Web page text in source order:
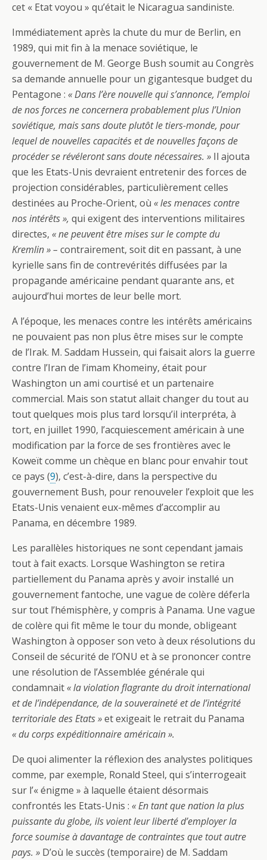
cet « Etat voyou » qu’était le Nicaragua sandiniste.
Immédiatement après la chute du mur de Berlin, en
1989, qui mit fin à la menace soviétique, le
gouvernement de M. George Bush soumit au Congrès
sa demande annuelle pour un gigantesque budget du
Pentagone : « Dans l’ère nouvelle qui s’annonce, l’emploi
de nos forces ne concernera probablement plus l’Union
soviétique, mais sans doute plutôt le tiers-monde, pour
lequel de nouvelles capacités et de nouvelles façons de
procéder se révéleront sans doute nécessaires. » Il ajouta
que les Etats-Unis devraient entretenir des forces de
projection considérables, particulièrement celles
destinées au Proche-Orient, où « les menaces contre
nos intérêts », qui exigent des interventions militaires
directes, « ne peuvent être mises sur le compte du
Kremlin » – contrairement, soit dit en passant, à une
kyrielle sans fin de contrevérités diffusées par la
propagande américaine pendant quarante ans, et
aujourd’hui mortes de leur belle mort.
A l’époque, les menaces contre les intérêts américains
ne pouvaient pas non plus être mises sur le compte
de l’Irak. M. Saddam Hussein, qui faisait alors la guerre
contre l’Iran de l’imam Khomeiny, était pour
Washington un ami courtisé et un partenaire
commercial. Mais son statut allait changer du tout au
tout quelques mois plus tard lorsqu’il interpréta, à
tort, en juillet 1990, l’acquiescement américain à une
modification par la force de ses frontières avec le
Koweït comme un chèque en blanc pour envahir tout
ce pays (9), c’est-à-dire, dans la perspective du
gouvernement Bush, pour renouveler l’exploit que les
Etats-Unis venaient eux-mêmes d’accomplir au
Panama, en décembre 1989.
Les parallèles historiques ne sont cependant jamais
tout à fait exacts. Lorsque Washington se retira
partiellement du Panama après y avoir installé un
gouvernement fantoche, une vague de colère déferla
sur tout l’hémisphère, y compris à Panama. Une vague
de colère qui fit même le tour du monde, obligeant
Washington à opposer son veto à deux résolutions du
Conseil de sécurité de l’ONU et à se prononcer contre
une résolution de l’Assemblée générale qui
condamnait« la violation flagrante du droit international
et de l’indépendance, de la souveraineté et de l’intégrité
territoriale des Etats »et exigeait le retrait du Panama
« du corps expéditionnaire américain ».
De quoi alimenter la réflexion des analystes politiques
comme, par exemple, Ronald Steel, qui s’interrogeait
sur l’« énigme » à laquelle étaient désormais
confrontés les Etats-Unis : « En tant que nation la plus
puissante du globe, ils voient leur liberté d’employer la
force soumise à davantage de contraintes que tout autre
pays. » D’où le succès (temporaire) de M. Saddam